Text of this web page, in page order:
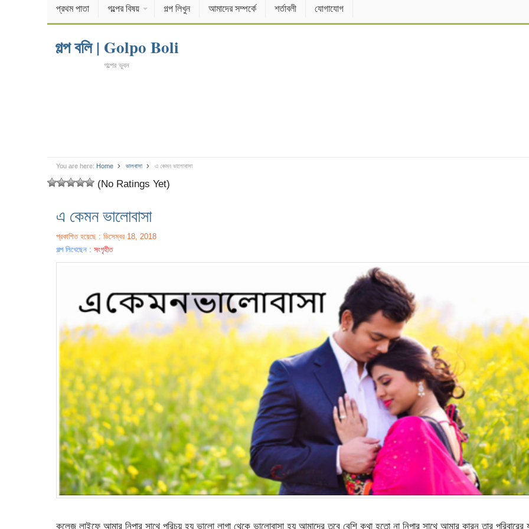
প্রথম পাতা গল্পের বিষয় গল্প লিখুন আমাদের সম্পর্কে শর্তাবলী যোগাযোগ
গল্প বলি | Golpo Boli
গল্পের ভুবন
You are here: Home ভালবাসা এ কেমন ভালোবাসা
(No Ratings Yet)
এ কেমন ভালোবাসা
প্রকাশিত হয়েছে : ডিসেম্বর 18, 2018
গল্প লিখেছেন : সংগৃহীত
কলেজ লাইফে আমার নিপার সাথে পরিচয় হয় ভালো লাগা থেকে ভালোবাসা হয় আমাদের তবে বেশি কথা হতো না নিপার সাথে আমার কারন তার পরিবারের